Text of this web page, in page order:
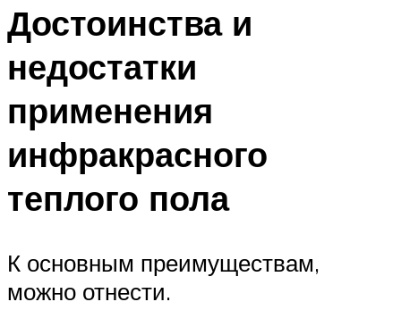
Достоинства и
недостатки
применения
инфракрасного
теплого пола
К основным преимуществам,
можно отнести.